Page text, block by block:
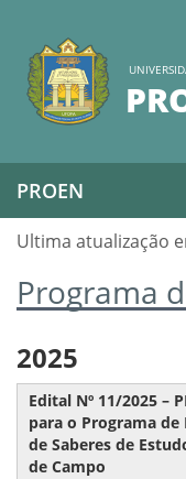
PROEN
Ultima atualização
Programa
2025
Edital Nº 11/2025 –
para o Programa de
de Saberes de
de Campo